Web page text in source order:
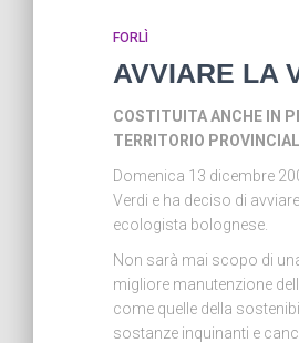
FORLÌ
AVVIARE LA
COSTITUITA ANCHE IN
TERRITORIO
Domenica 13 dicembre
Verdi e ha deciso di
ecologista bolognese.
Non sarà mai scopo di
migliore manutenzione
come quelle della
sostanze inquinanti e